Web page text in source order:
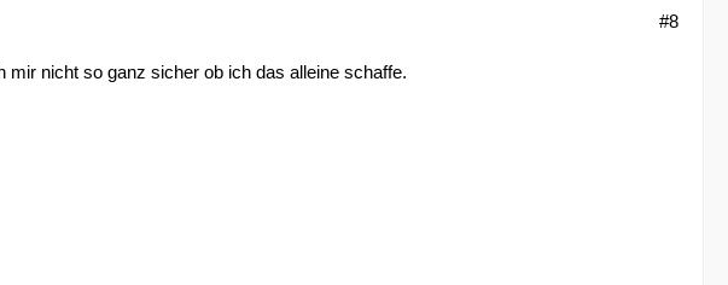
#8
nicht so ganz sicher ob ich das alleine schaffe.